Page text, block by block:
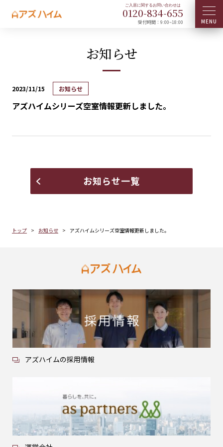
0120-834-655
受付時間：9:00~18:00
トップ お知らせ アズハイムシリーズ空室情報更新しました。
お知らせ
2023/11/15 お知らせ
アズハイムシリーズ空室情報更新しました。
お知らせ一覧
アズハイムの採用情報